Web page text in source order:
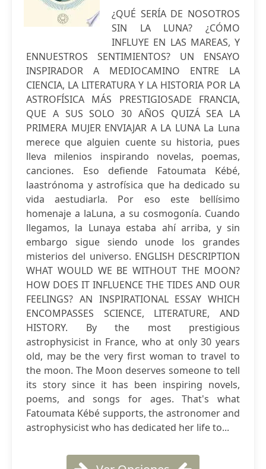
¿QUÉ SERÍA DE NOSOTROS
SIN LA LUNA? ¿CÓMO
INFLUYE EN LAS MAREAS, Y
ENNUESTROS SENTIMIENTOS? UN ENSAYO
INSPIRADOR A MEDIOCAMINO ENTRE LA
CIENCIA, LA LITERATURA Y LA HISTORIA POR LA
ASTROFÍSICA MÁS PRESTIGIOSADE FRANCIA,
QUE A SUS SOLO 30 AÑOS QUIZÁ SEA LA
PRIMERA MUJER ENVIAJAR A LA LUNA La Luna
merece que alguien cuente su historia, pues
lleva milenios inspirando novelas, poemas,
canciones. Eso defiende Fatoumata Kébé,
laastrónoma y astrofísica que ha dedicado su
vida aestudiarla. Por eso este bellísimo
homenaje a laLuna, a su cosmogonía. Cuando
llegamos, la Lunaya estaba ahí arriba, y sin
embargo sigue siendo unode los grandes
misterios del universo. ENGLISH DESCRIPTION
WHAT WOULD WE BE WITHOUT THE MOON?
HOW DOES IT INFLUENCE THE TIDES AND OUR
FEELINGS? AN INSPIRATIONAL ESSAY WHICH
ENCOMPASSES SCIENCE, LITERATURE, AND
HISTORY. By the most prestigious
astrophysicist in France, who at only 30 years
old, may be the very first woman to travel to
the moon. The Moon deserves someone to tell
its story since it has been inspiring novels,
poems, and songs for ages. That's what
Fatoumata Kébé supports, the astronomer and
astrophysicist who has dedicated her life to...